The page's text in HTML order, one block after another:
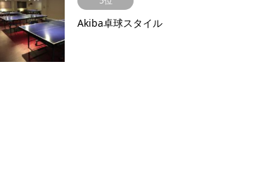
Akiba卓球スタイル